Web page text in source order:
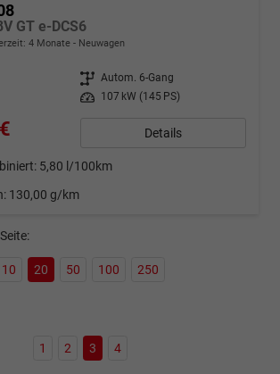
GT e-DCS6
4 Monate Neuwagen
Getriebe Autom. 6-Gang
Leistung 107 kW (145 PS)
Details
5,80 l/100km
130,00 g/km
10 20 50 100 250
1 2 3 4